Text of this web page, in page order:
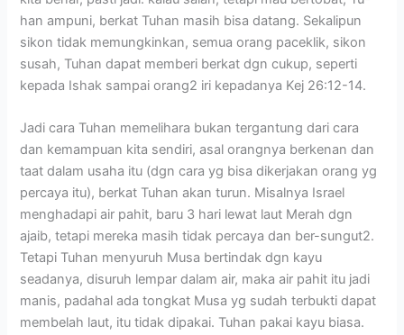
han ampuni, berkat Tuhan masih bisa datang. Sekalipun
sikon tidak memungkinkan, semua orang paceklik, sikon
susah, Tuhan dapat memberi berkat dgn cukup, seperti
kepada Ishak sampai orang2 iri kepadanya Kej 26:12-14.
Jadi cara Tuhan memelihara bukan tergantung dari cara
dan kemampuan kita sendiri, asal orangnya berkenan dan
taat dalam usaha itu (dgn cara yg bisa dikerjakan orang yg
percaya itu), berkat Tuhan akan turun. Misalnya Israel
menghadapi air pahit, baru 3 hari lewat laut Merah dgn
ajaib, tetapi mereka masih tidak percaya dan ber-sungut2.
Tetapi Tuhan menyuruh Musa bertindak dgn kayu
seadanya, disuruh lempar dalam air, maka air pahit itu jadi
manis, padahal ada tongkat Musa yg sudah terbukti dapat
membelah laut, itu tidak dipakai. Tuhan pakai kayu biasa.